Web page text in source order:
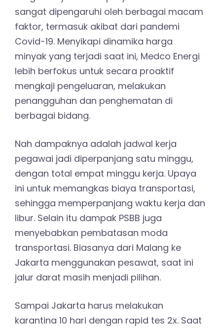
sangat dipengaruhi oleh berbagai macam
faktor, termasuk akibat dari pandemi
Covid-19. Menyikapi dinamika harga
minyak yang terjadi saat ini, Medco Energi
lebih berfokus untuk secara proaktif
mengkaji pengeluaran, melakukan
penangguhan dan penghematan di
berbagai bidang.
Nah dampaknya adalah jadwal kerja
pegawai jadi diperpanjang satu minggu,
dengan total empat minggu kerja. Upaya
ini untuk memangkas biaya transportasi,
sehingga memperpanjang waktu kerja dan
libur. Selain itu dampak PSBB juga
menyebabkan pembatasan moda
transportasi. Biasanya dari Malang ke
Jakarta menggunakan pesawat, saat ini
jalur darat masih menjadi pilihan.
Sampai Jakarta harus melakukan
karantina 10 hari dengan rapid tes 2x. Saat